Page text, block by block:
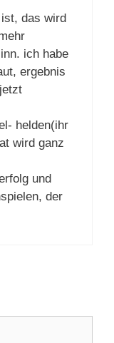
das wird
ich habe
ergebnis
helden(ihr
wird ganz
und
der